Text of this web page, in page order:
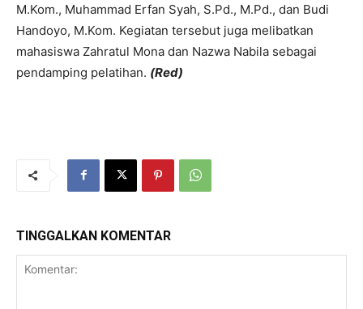
M.Kom., Muhammad Erfan Syah, S.Pd., M.Pd., dan Budi
Handoyo, M.Kom. Kegiatan tersebut juga melibatkan
mahasiswa Zahratul Mona dan Nazwa Nabila sebagai
pendamping pelatihan. (Red)
TINGGALKAN KOMENTAR